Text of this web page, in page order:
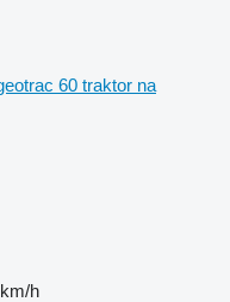
60 traktor na
h